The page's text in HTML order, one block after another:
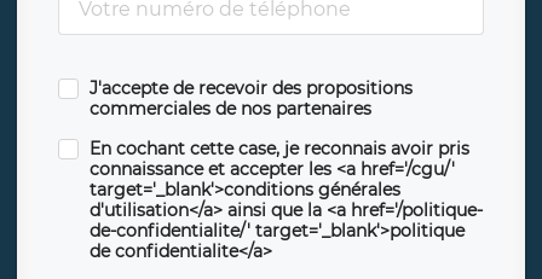
J'accepte de recevoir des propositions
commerciales de nos partenaires
En cochant cette case, je reconnais avoir pris
connaissance et accepter les <a href='/cgu/'
target='_blank'>conditions générales
d'utilisation</a> ainsi que la <a href='/politique-
de-confidentialite/' target='_blank'>politique
de confidentialite</a>